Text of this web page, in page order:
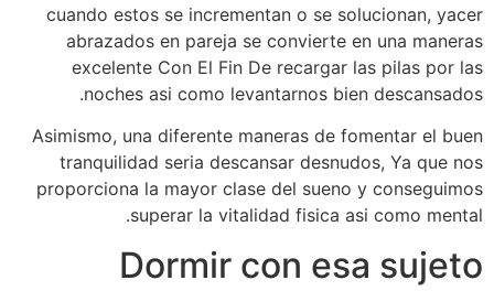
cuando estos se incrementan o se solucionan, yacer
abrazados en pareja se convierte en una maneras
excelente Con El Fin De recargar las pilas por las
noches asi­ como levantarnos bien descansados.
Asimismo, una diferente maneras de fomentar el buen
tranquilidad seri­a descansar desnudos, Ya que nos
proporciona la mayor clase del sueno y conseguimos
superar la vitalidad fisica asi­ como mental.
Dormir con esa sujeto